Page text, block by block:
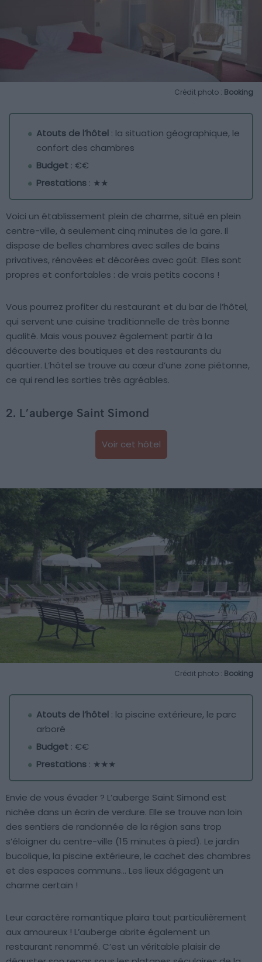
Crédit photo : Booking
Atouts de l’hôtel : la situation géographique, le
confort des chambres
Budget : €€
Prestations : ★★
Voici un établissement plein de charme, situé en plein
centre-ville, à seulement cinq minutes de la gare. Il
dispose de belles chambres avec salles de bains
privatives, rénovées et décorées avec goût. Elles sont
propres et confortables : de vrais petits cocons !
Vous pourrez profiter du restaurant et du bar de l’hôtel,
qui servent une cuisine traditionnelle de très bonne
qualité. Mais vous pouvez également partir à la
découverte des boutiques et des restaurants du
quartier. L’hôtel se trouve au cœur d’une zone piétonne,
ce qui rend les sorties très agréables.
2. L’auberge Saint Simond
Voir cet hôtel
Crédit photo : Booking
Atouts de l’hôtel : la piscine extérieure, le parc
arboré
Budget : €€
Prestations : ★★★
Envie de vous évader ? L’auberge Saint Simond est
nichée dans un écrin de verdure. Elle se trouve non loin
des sentiers de randonnée de la région sans trop
s’éloigner du centre-ville (15 minutes à pied). Le jardin
bucolique, la piscine extérieure, le cachet des chambres
et des espaces communs… Les lieux dégagent un
charme certain !
Leur caractère romantique plaira tout particulièrement
aux amoureux ! L’auberge abrite également un
restaurant renommé. C’est un véritable plaisir de